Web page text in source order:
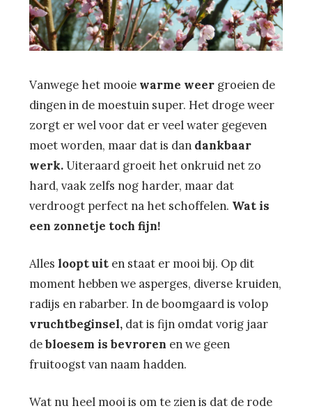
Vanwege het mooie warme weer groeien de
dingen in de moestuin super. Het droge weer
zorgt er wel voor dat er veel water gegeven
moet worden, maar dat is dan dankbaar
werk.Uiteraard groeit het onkruid net zo
hard, vaak zelfs nog harder, maar dat
verdroogt perfect na het schoffelen. Wat is
een zonnetje toch fijn!
Alles loopt uit en staat er mooi bij. Op dit
moment hebben we asperges, diverse kruiden,
radijs en rabarber. In de boomgaard is volop
vruchtbeginsel, dat is fijn omdat vorig jaar
debloesem is bevroren en we geen
fruitoogst van naam hadden.
Wat nu heel mooi is om te zien is dat de rode